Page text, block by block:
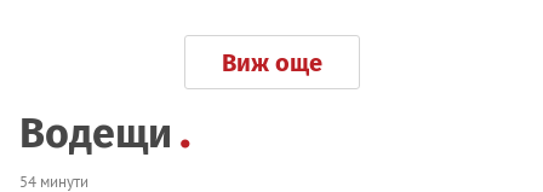
Виж още
Водещи
54 минути